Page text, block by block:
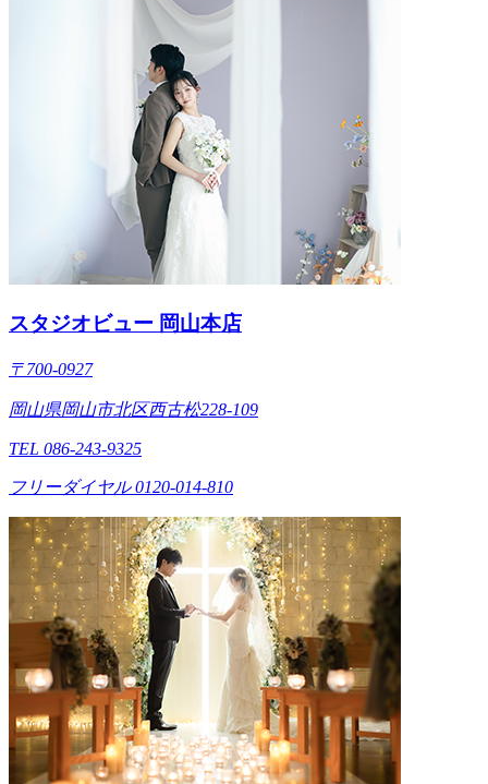
スタジオビュー 岡山本店
〒700-0927
岡山県岡山市北区西古松228-109
TEL 086-243-9325
フリーダイヤル 0120-014-810